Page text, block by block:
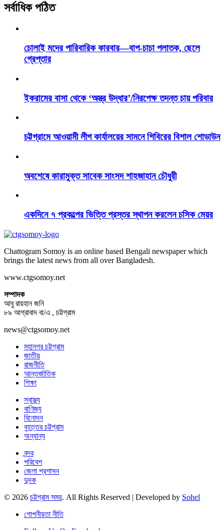
সর্বাধিক পঠিত
চোলাই মদের পারিবারিক কারবার—বাপ-চাচা পলাতক, ছেলে
গ্রেপ্তার
ইকরামের বাসা থেকে ‘অস্ত্র উদ্ধার’/নিরপেক্ষ তদন্ত চায় পরিবার
চট্টগ্রামে আওয়ামী লীগ কার্যালয়ের সামনে শিবিরের বিশাল শোডাউন
অবশেষে কারামুক্ত সাবেক সাংসদ শাহজাহান চৌধুরী
একদিনে ৭ প্রকল্পের ভিত্তি প্রস্তর স্থাপন করলেন চসিক মেয়র
Chattogram Somoy is an online based Bengali newspaper which
brings the latest news from all over Bangladesh.
www.ctgsomoy.net
সম্পাদক
আবু রায়হান জনি
৮৯ আগ্রাবাদ বা/এ , চট্টগ্রাম
news@ctgsomoy.net
মহানগর চট্টগ্রাম
জাতীয়
রাজনীতি
আন্তর্জাতিক
শিক্ষা
স্বাস্থ্য
বাণিজ্য
বিনোদন
বৃহত্তর চট্টগ্রাম
অন্যান্য
বন্দর
পরিবেশ
জেলা প্রশাসন
দুদক
© 2026 চট্টগ্রাম সময়. All Rights Reserved | Developed by Sohel
গোপনীয়তা নীতি